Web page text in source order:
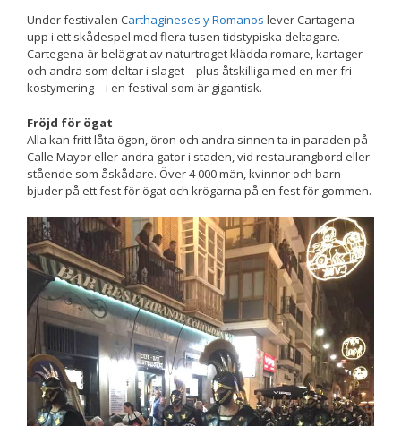
Under festivalen Carthagineses y Romanos lever Cartagena
upp i ett skådespel med flera tusen tidstypiska deltagare.
Cartegena är belägrat av naturtroget klädda romare, kartager
och andra som deltar i slaget – plus åtskilliga med en mer fri
kostymering – i en festival som är gigantisk.
Fröjd för ögat
Alla kan fritt låta ögon, öron och andra sinnen ta in paraden på
Calle Mayor eller andra gator i staden, vid restaurangbord eller
stående som åskådare. Över 4 000 män, kvinnor och barn
bjuder på ett fest för ögat och krögarna på en fest för gommen.
välja bort. De
behövs för att
hemsidan
över huvud
taget ska
Statistik
För att vi ska
kunna
hemsidans
funktionalitet
och
uppbyggnad,
baserat på
hemsidan
används.
Upplevelse
För att vår